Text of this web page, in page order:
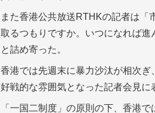
また香港公共放送RTHKの記者は「
取るつもりですか。いつになれば進
と詰め寄った。
香港では先週末に暴力沙汰が相次ぎ
好戦的な雰囲気となった記者会見に
「一国二制度」の原則の下、香港